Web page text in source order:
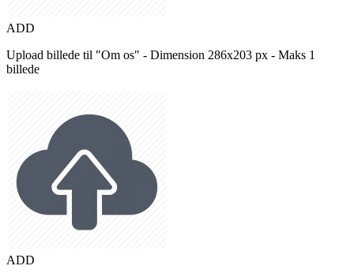
ADD
Upload billede til "Om os" - Dimension 286x203 px - Maks 1
billede
ADD